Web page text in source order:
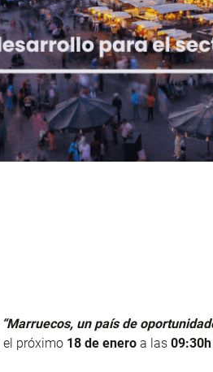
“Marruecos, un país de
el próximo 18 de enero a las 09:30h